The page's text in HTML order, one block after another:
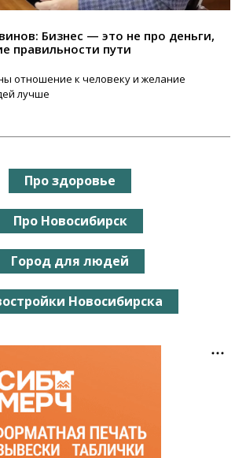
Бизнес — это не про деньги,
правильности пути
отношение к человеку и желание
лучше
Про здоровье
Про Новосибирск
Город для людей
Новосибирска